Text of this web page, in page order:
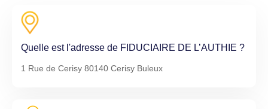
Quelle est l'adresse de FIDUCIAIRE DE L’AUTHIE ?
1 Rue de Cerisy 80140 Cerisy Buleux